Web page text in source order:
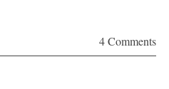
4 Comments